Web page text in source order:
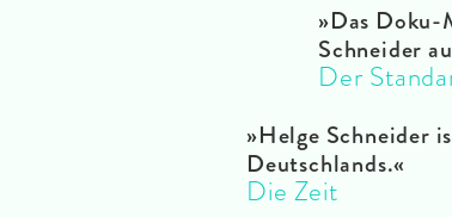
»Das Doku-
Schneider
Der
»Helge Schneider
Deutschlands.«
Die Zeit